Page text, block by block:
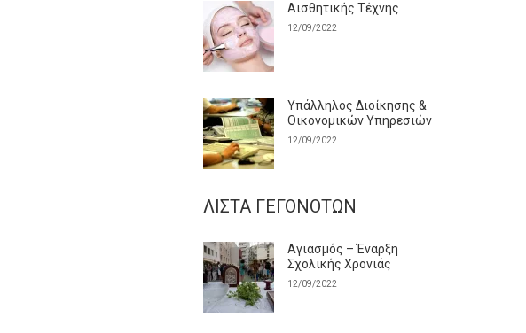
Αισθητικής Τέχνης
12/09/2022
Υπάλληλος Διοίκησης &
Οικονομικών Υπηρεσιών
12/09/2022
ΛΊΣΤΑ ΓΕΓΟΝΌΤΩΝ
Αγιασμός – Έναρξη
Σχολικής Χρονιάς
12/09/2022